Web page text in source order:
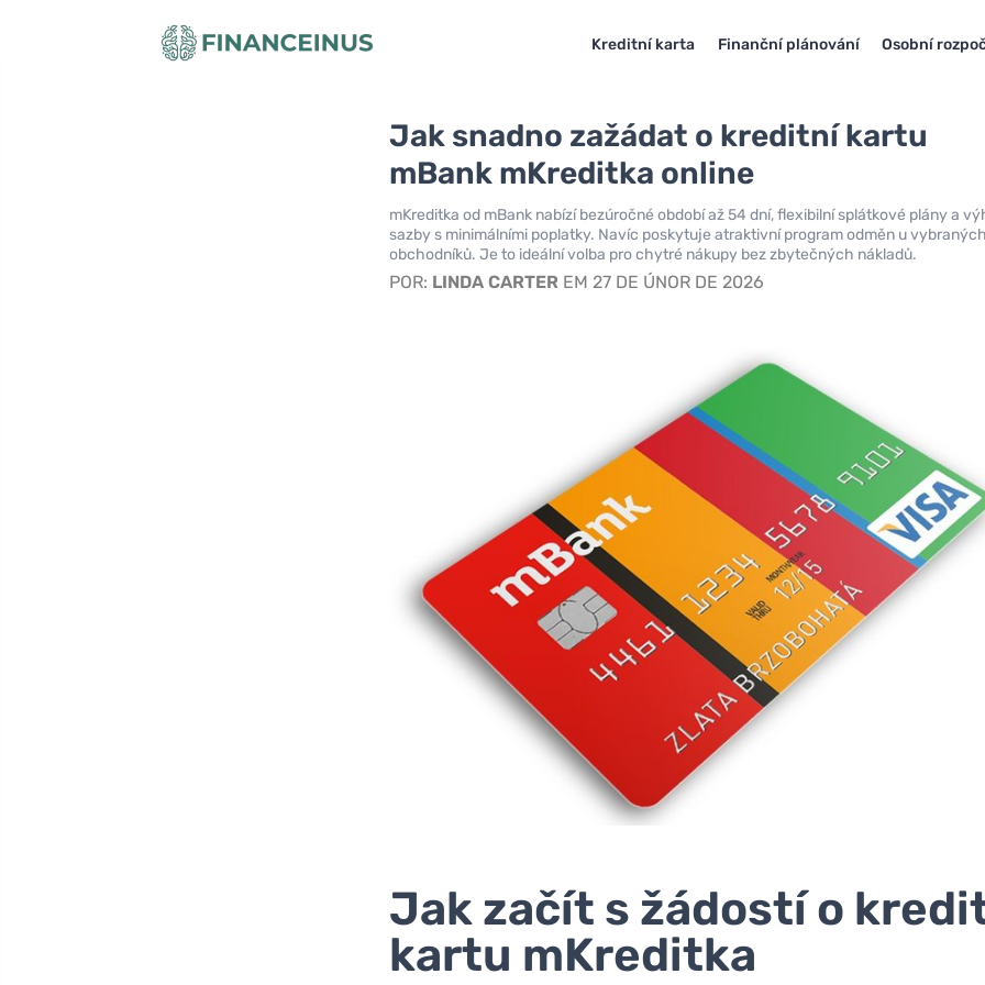
Kreditní karta Finanční plánování Osobní
Jak snadno zažádat o kreditní kartu
mBank mKreditka online
mKreditka od mBank nabízí bezúročné období až 54 dní, flexibilní splátkové plány a
sazby s minimálními poplatky. Navíc poskytuje atraktivní program odměn u
obchodníků. Je to ideální volba pro chytré nákupy bez zbytečných nákladů.
POR: LINDA CARTER EM 27 DE ÚNOR DE 2026
Jak začít s žádostí o
kartu mKreditka